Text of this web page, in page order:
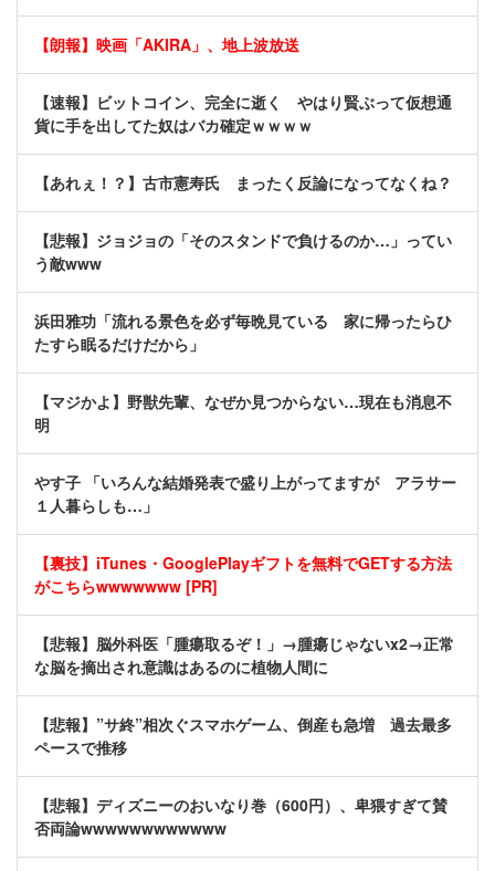
【朗報】映画「AKIRA」、地上波放送
【速報】ビットコイン、完全に逝く やはり賢ぶって仮想通
貨に手を出してた奴はバカ確定ｗｗｗｗ
【あれぇ！？】古市憲寿氏 まったく反論になってなくね？
【悲報】ジョジョの「そのスタンドで負けるのか…」ってい
う敵www
浜田雅功「流れる景色を必ず毎晩見ている 家に帰ったらひ
たすら眠るだけだから」
【マジかよ】野獣先輩、なぜか見つからない…現在も消息不
明
やす子 「いろんな結婚発表で盛り上がってますが アラサー
１人暮らしも…」
【裏技】iTunes・GooglePlayギフトを無料でGETする方法
がこちらwwwwwww [PR]
【悲報】脳外科医「腫瘍取るぞ！」→腫瘍じゃないx2→正常
な脳を摘出され意識はあるのに植物人間に
【悲報】”サ終”相次ぐスマホゲーム、倒産も急増 過去最多
ペースで推移
【悲報】ディズニーのおいなり巻（600円）、卑猥すぎて賛
否両論wwwwwwwwwwww